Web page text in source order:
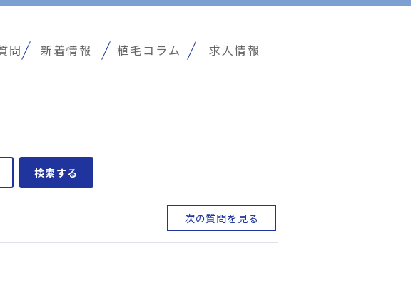
問 新着情報 植毛コラム 求人情報
検索する
次の質問を見る